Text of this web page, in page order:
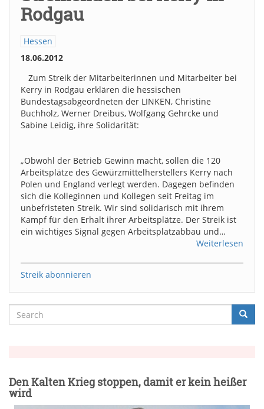
Rodgau
Hessen
18.06.2012
Zum Streik der Mitarbeiterinnen und Mitarbeiter bei
Kerry in Rodgau erklären die hessischen
Bundestagsabgeordneten der LINKEN, Christine
Buchholz, Werner Dreibus, Wolfgang Gehrcke und
Sabine Leidig, ihre Solidarität:
„Obwohl der Betrieb Gewinn macht, sollen die 120
Arbeitsplätze des Gewürzmittelherstellers Kerry nach
Polen und England verlegt werden. Dagegen befinden
sich die Kolleginnen und Kollegen seit Freitag im
unbefristeten Streik. Wir sind solidarisch mit ihrem
Kampf für den Erhalt ihrer Arbeitsplätze. Der Streik ist
ein wichtiges Signal gegen Arbeitsplatzabbau und…
Weiterlesen
Streik abonnieren
Suche
Search
Den Kalten Krieg stoppen, damit er kein heißer
wird